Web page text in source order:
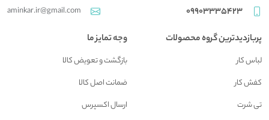
09903335423
aminkar.ir@gmail.com
پربازدیدترین گروه محصولات
لباس کار
کفش کار
تی شرت
وجه تمایز ما
بازگشت و تعويض کالا
ضمانت اصل کالا
ارسال اکسپرس